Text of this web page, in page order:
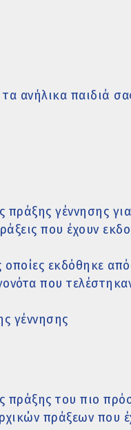
ανήλικα παιδιά
γέννησης
που έχουν
οποίες εκδόθηκε
που
γέννησης
πράξης του πιο
πράξεων που